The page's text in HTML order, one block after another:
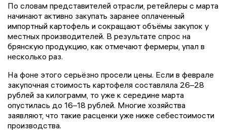
По словам представителей отрасли, ретейлеры с марта
начинают активно закупать заранее оплаченный
импортный картофель и сокращают объёмы закупок у
местных производителей. В результате спрос на
брянскую продукцию, как отмечают фермеры, упал в
несколько раз.
На фоне этого серьёзно просели цены. Если в феврале
закупочная стоимость картофеля составляла 26–28
рублей за килограмм, то уже к середине марта
опустилась до 16–18 рублей. Многие хозяйства
заявляют, что такие расценки уже ниже себестоимости
производства.